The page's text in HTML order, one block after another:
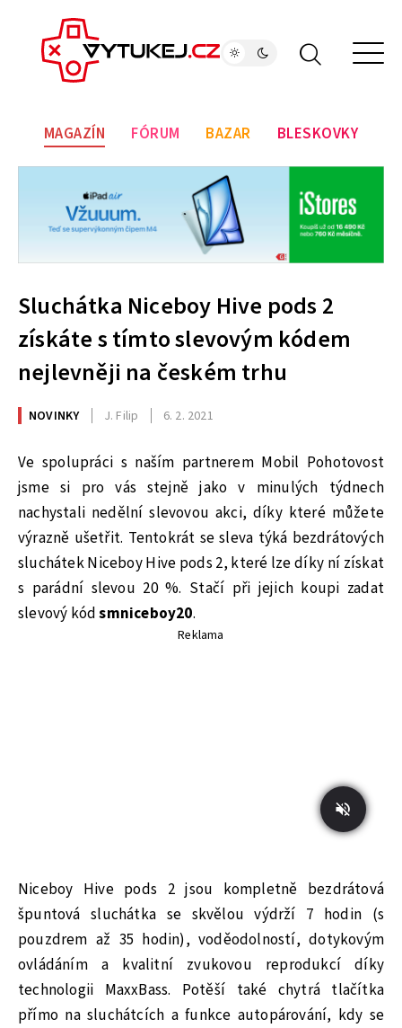
MAGAZÍN FÓRUM BAZAR BLESKOVKY
Sluchátka Niceboy Hive pods 2
získáte s tímto slevovým kódem
nejlevněji na českém trhu
NOVINKY J. Filip 6. 2. 2021
Ve spolupráci s naším partnerem Mobil Pohotovost
jsme si pro vás stejně jako v minulých týdnech
nachystali nedělní slevovou akci, díky které můžete
výrazně ušetřit. Tentokrát se sleva týká bezdrátových
sluchátek Niceboy Hive pods 2, které lze díky ní získat
s parádní slevou 20 %. Stačí při jejich koupi zadat
slevový kódsmniceboy20.
Reklama
Niceboy Hive pods 2 jsou kompletně bezdrátová
špuntová sluchátka se skvělou výdrží 7 hodin (s
pouzdrem až 35 hodin), voděodolností, dotykovým
ovládáním a kvalitní zvukovou reprodukcí díky
technologii MaxxBass. Potěší také chytrá tlačítka
přímo na sluchátcích a funkce autopárování, kdy se